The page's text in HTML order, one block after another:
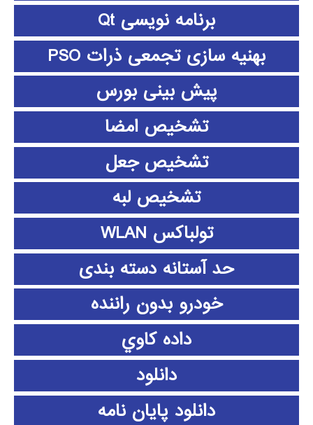
برنامه نویسی Qt
بهنیه سازی تجمعی ذرات PSO
پیش بینی بورس
تشخیص امضا
تشخیص جعل
تشخیص لبه
تولباکس WLAN
حد آستانه دسته بندی
خودرو بدون راننده
داده كاوي
دانلود
دانلود پايان نامه